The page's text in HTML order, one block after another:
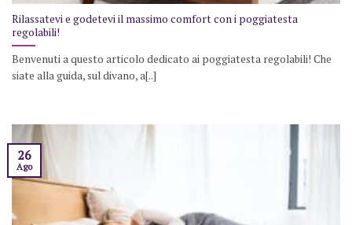
Rilassatevi e godetevi il massimo comfort con i poggiatesta
regolabili!
Benvenuti a questo articolo dedicato ai poggiatesta regolabili! Che
siate alla guida, sul divano, a[..]
26
Ago